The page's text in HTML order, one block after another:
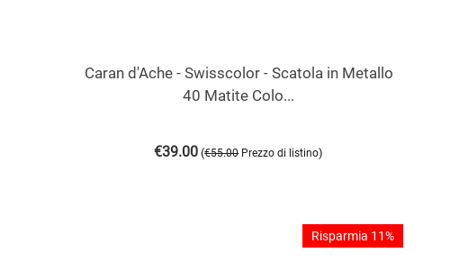
Caran d'Ache - Swisscolor - Scatola in Metallo
40 Matite Colo...
€39.00 (€55.00 Prezzo di listino)
Risparmia 11%